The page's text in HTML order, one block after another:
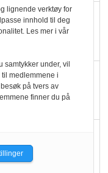
men fulle
i butikken
lignende verktøy for
innhold til deg
Les mer i vår
samtykker under, vil
medlemmene i
på tvers av
finner du på